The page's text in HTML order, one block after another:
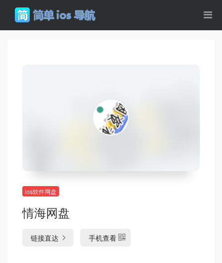
ios软件网盘
情海网盘
链接直达 手机查看